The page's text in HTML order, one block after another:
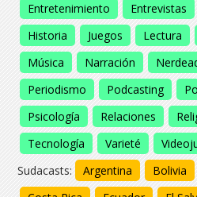
Entretenimiento
Entrevistas
Historia
Juegos Lectura
Música
Narración
Periodismo
Podcasting
Psicología
Relaciones
Tecnología
Varieté
Sudacasts:
Argentina Bolivia